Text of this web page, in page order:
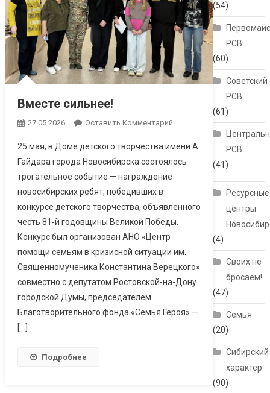
Вместе сильнее!
27.05.2026 Оставить Комментарий
25 мая, в Доме детского творчества имени А.
Гайдара города Новосибирска состоялось
трогательное событие — награждение
новосибирских ребят, победивших в
конкурсе детского творчества, объявленного
честь 81‑й годовщины Великой Победы.
Конкурс был организован АНО «Центр
помощи семьям в кризисной ситуации им.
Священномученика Константина Верецкого»
совместно с депутатом Ростовской-на-Дону
городской Думы, председателем
Благотворительного фонда «Семья Героя» —
[…]
Подробнее
(54)
РСВ
(60)
Советский
РСВ
(61)
РСВ
(41)
Ресурсные
центры
(4)
Своих не
бросаем!
(47)
Семья
(20)
Сибирский
характер
(90)